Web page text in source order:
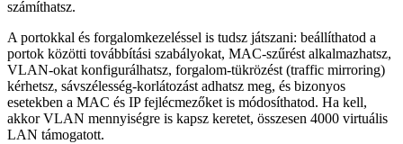
számíthatsz.
A portokkal és forgalomkezeléssel is tudsz játszani: beállíthatod a
portok közötti továbbítási szabályokat, MAC-szűrést alkalmazhatsz,
VLAN-okat konfigurálhatsz, forgalom-tükrözést (traffic mirroring)
kérhetsz, sávszélesség-korlátozást adhatsz meg, és bizonyos
esetekben a MAC és IP fejlécmezőket is módosíthatod. Ha kell,
akkor VLAN mennyiségre is kapsz keretet, összesen 4000 virtuális
LAN támogatott.